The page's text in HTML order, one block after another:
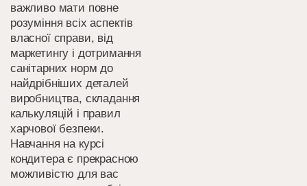
важливо мати повне
розуміння всіх аспектів
власної справи, від
маркетингу і дотримання
санітарних норм до
найдрібніших деталей
виробництва, складання
калькуляцій і правил
харчової безпеки.
Навчання на курсі
кондитера є прекрасною
можливістю для вас